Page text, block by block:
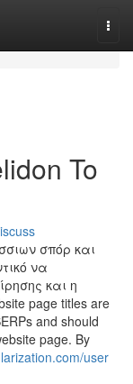
To
σπόρ και
να
και η
page titles are
and should
page. By
user